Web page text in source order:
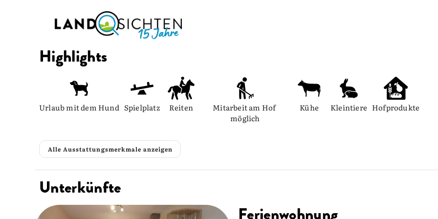
Highlights
Urlaub mit dem Hund Spielplatz Reiten
Mitarbeit am Hof
möglich
Kühe Kleintiere Hofprodukte
Alle Ausstattungsmerkmale anzeigen
Unterkünfte
Ferienwohnung